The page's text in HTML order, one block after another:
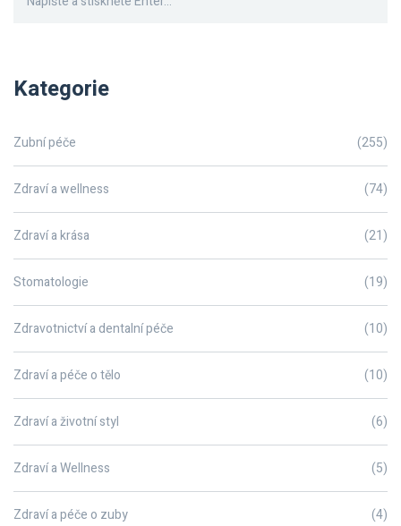
Kategorie
Zubní péče (255)
Zdraví a wellness (74)
Zdraví a krása (21)
Stomatologie (19)
Zdravotnictví a dentalní péče (10)
Zdraví a péče o tělo (10)
Zdraví a životní styl (6)
Zdraví a Wellness (5)
Zdraví a péče o zuby (4)